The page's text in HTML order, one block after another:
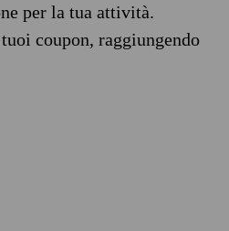
per la tua attività.
coupon, raggiungendo